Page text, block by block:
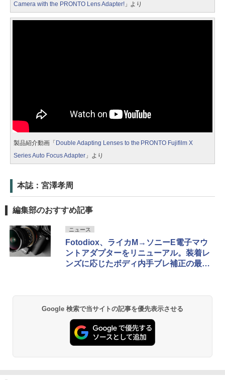
Camera with the PRONTO Lens Adapter!」より
製品紹介動画「 Double Adapting Lenses to the PRONTO Fujifilm X
Series Auto Focus Adapter」より
本誌：宮澤孝周
編集部のおすすめ記事
ニュース
Fotodiox、ライカM→ソニーE電子マウ
ントアダプターをリニューアル。装着レ
ンズに応じたボディ内手ブレ補正の最適
Google 検索で当サイトの記事を優先表示させる